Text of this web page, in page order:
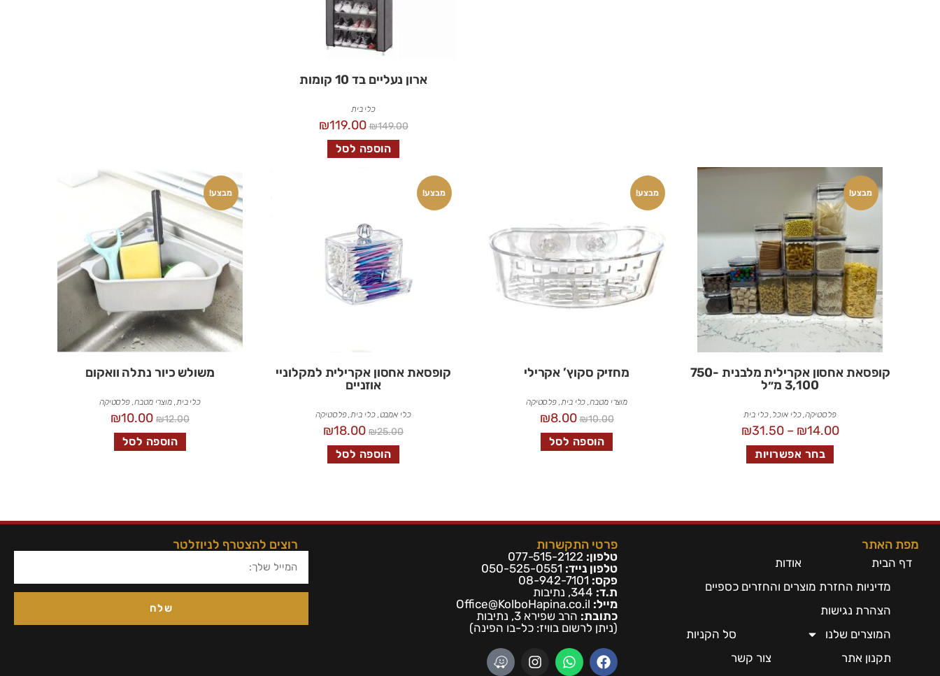
ארון נעליים בד 10 קומות
כלי בית
₪149.00
₪119.00
הוספה לסל
מבצע!
קופסאת אחסון אקרילית מלבנית 750-
3,100 מ״ל
פלסטיקה,כלי אוכל,כלי בית
₪14.00
–
₪31.50
בחר אפשרויות
מבצע!
מחזיק סקוץ’ אקרילי
מוצרי מטבח, כלי בית, פלסטיקה
₪10.00
₪8.00
הוספה לסל
מבצע!
קופסאת אחסון אקרילית למקלוניי
אוזניים
כלי אמבט,כלי בית,פלסטיקה
₪25.00
₪18.00
הוספה לסל
מבצע!
משולש כיור נתלה וואקום
כלי בית, מוצרי מטבח, פלסטיקה
₪12.00
₪10.00
הוספה לסל
מפת האתר
דף הבית
אודות
מדיניות החזרת מוצרים והחזרים כספיים
הצהרת נגישות
המוצרים שלנו
סל הקניות
תקנון אתר
צור קשר
פרטי התקשרות
טלפון: 077-515-2122
טלפון נייד: 050-525-0551
פקס:
ת.ד:
מייל: Office@KolboHapina.co.il
כתובת: הרב שפירא 3, נתיבות
(ניתן לרשום בוויז: כל-בו הפינה)
רוצים להצטרף לניוזלטר
שלח